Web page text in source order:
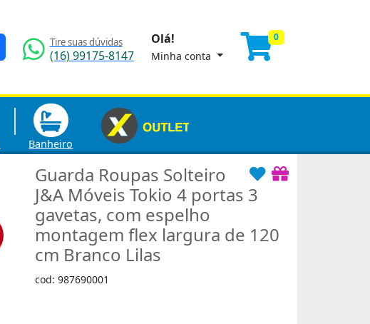
Tire suas dúvidas
(16) 99175-8147
Olá!
Minha conta
0
Banheiro
Guarda Roupas Solteiro
J&A Móveis Tokio 4 portas 3
gavetas, com espelho
montagem flex largura de 120
cm Branco Lilas
cod: 987690001